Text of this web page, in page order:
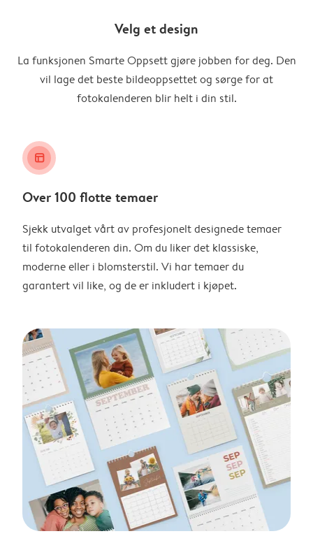
Velg et design
La funksjonen Smarte Oppsett gjøre jobben for deg. Den
vil lage det beste bildeoppsettet og sørge for at
fotokalenderen blir helt i din stil.
layout_alt
Over 100 flotte temaer
Sjekk utvalget vårt av profesjonelt designede temaer
til fotokalenderen din. Om du liker det klassiske,
moderne eller i blomsterstil. Vi har temaer du
garantert vil like, og de er inkludert i kjøpet.